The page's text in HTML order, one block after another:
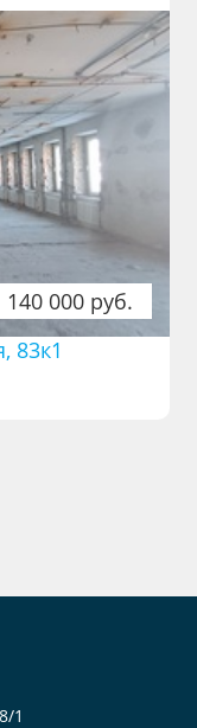
140 000 руб.
83к1
1